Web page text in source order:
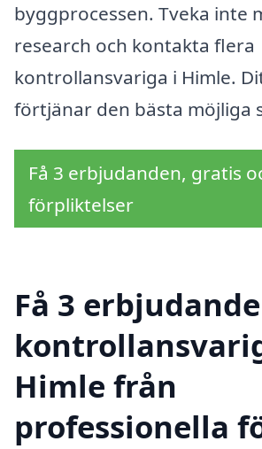
byggprocessen. Tveka inte
research och kontakta flera
kontrollansvariga i Himle.
förtjänar den bästa möjliga
Få 3 erbjudanden, gratis
förpliktelser
Få 3
Himle från
professionella